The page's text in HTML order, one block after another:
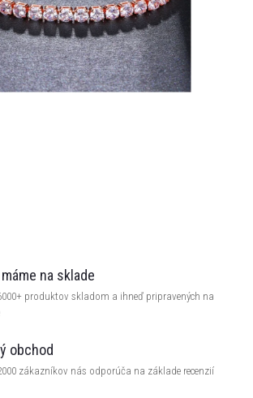
na sklade
produktov skladom a ihneď pripravených na
obchod
zákazníkov nás odporúča na základe recenzií